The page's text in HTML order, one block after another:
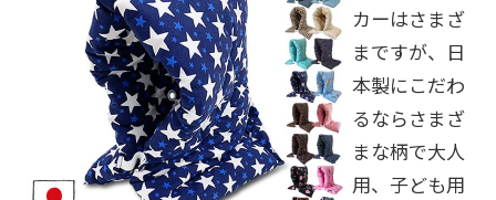
カーはさまざ
まですが、日
本製にこだわ
るならさまざ
まな柄で大人
用、子ども用